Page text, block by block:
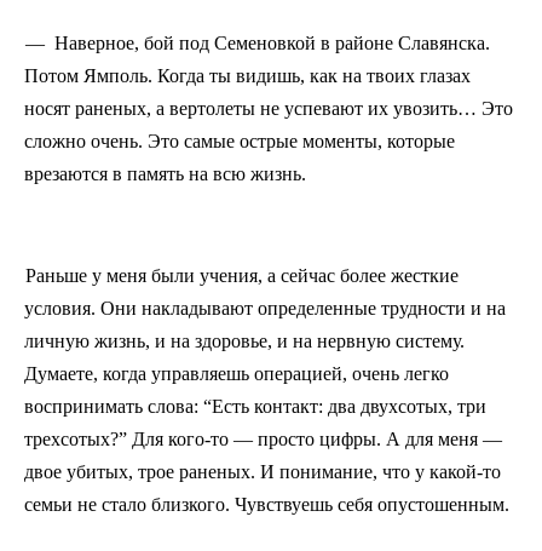
— Наверное, бой под Семеновкой в районе Славянска.
Потом Ямполь. Когда ты видишь, как на твоих глазах
носят раненых, а вертолеты не успевают их увозить… Это
сложно очень. Это самые острые моменты, которые
врезаются в память на всю жизнь.
Раньше у меня были учения, а сейчас более жесткие
условия. Они накладывают определенные трудности и на
личную жизнь, и на здоровье, и на нервную систему.
Думаете, когда управляешь операцией, очень легко
воспринимать слова: “Есть контакт: два двухсотых, три
трехсотых?” Для кого‑то — просто цифры. А для меня —
двое убитых, трое раненых. И понимание, что у какой‑то
семьи не стало близкого. Чувствуешь себя опустошенным.